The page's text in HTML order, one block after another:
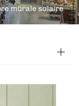
murale solaire